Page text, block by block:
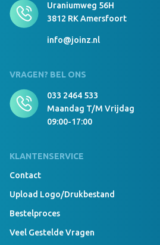
Uraniumweg 56H
3812 RK Amersfoort
info@joinz.nl
VRAGEN? BEL ONS
033 2464 533
Maandag T/m Vrijdag
09:00-17:00
KLANTENSERVICE
Contact
Upload Logo/drukbestand
Bestelproces
Veel Gestelde Vragen